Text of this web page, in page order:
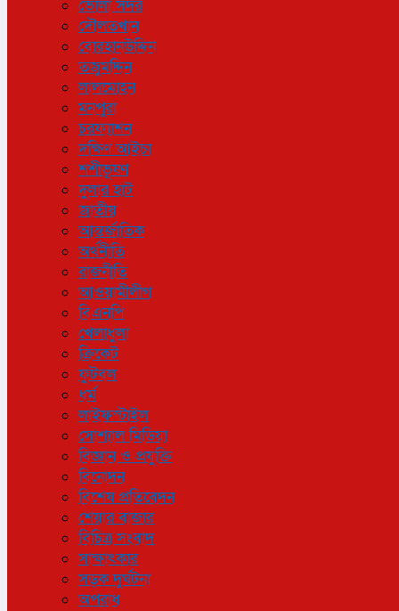
ভোলা সদর
দৌলতখান
বোরহানউদ্দিন
তজুমদ্দিন
লালমোহন
মনপুরা
চরফ্যাশন
দক্ষিণ আইচা
শশীভূষণ
দুলার হাট
জাতীয়
আন্তর্জাতিক
অর্থনীতি
রাজনীতি
আওয়ামীলীগ
বিএনপি
খেলাধুলা
ক্রিকেট
ফুটবল
ধর্ম
লাইফস্টাইল
সোশ্যাল মিডিয়া
বিজ্ঞান ও প্রযুক্তি
বিনোদন
বিশেষ প্রতিবেদন
শেয়ার বাজার
বিচিত্র সংবাদ
সাক্ষাৎকার
সড়ক দুর্ঘটনা
অপরাধ